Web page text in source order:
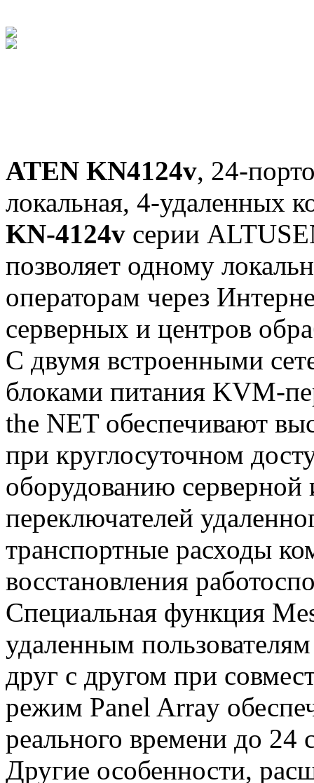
ATEN KN4124v, 24-
локальная, 4-удаленных
KN-4124v серии
позволяет одному
операторам через
серверных и центров
С двумя встроенными
блоками питания KVM-
the NET обеспечивают
при круглосуточном
оборудованию
переключателей
транспортные расходы
восстановления
Специальная функция
удаленным
друг с другом при
режим Panel Array
реального времени до 24
Другие особенности,